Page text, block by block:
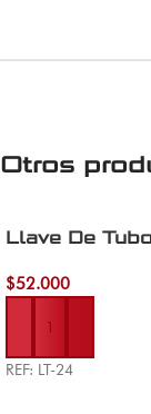
Otros
Llave De
$52.000
Añadir al carrito
REF: LT-24